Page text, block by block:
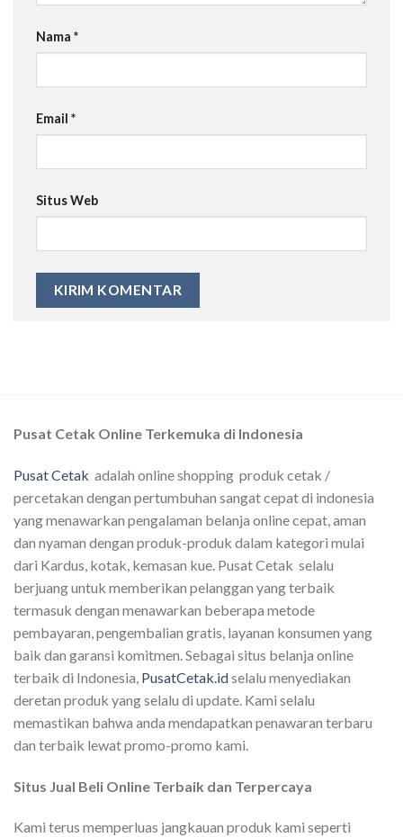
Nama *
Email *
Situs Web
Pusat Cetak Online Terkemuka di Indonesia
Pusat Cetak adalah online shopping produk cetak /
percetakan dengan pertumbuhan sangat cepat di indonesia
yang menawarkan pengalaman belanja online cepat, aman
dan nyaman dengan produk-produk dalam kategori mulai
dari Kardus, kotak, kemasan kue. Pusat Cetak selalu
berjuang untuk memberikan pelanggan yang terbaik
termasuk dengan menawarkan beberapa metode
pembayaran, pengembalian gratis, layanan konsumen yang
baik dan garansi komitmen. Sebagai situs belanja online
terbaik di Indonesia, PusatCetak.idselalu menyediakan
deretan produk yang selalu di update. Kami selalu
memastikan bahwa anda mendapatkan penawaran terbaru
dan terbaik lewat promo-promo kami.
Situs Jual Beli Online Terbaik dan Terpercaya
Kami terus memperluas jangkauan produk kami seperti